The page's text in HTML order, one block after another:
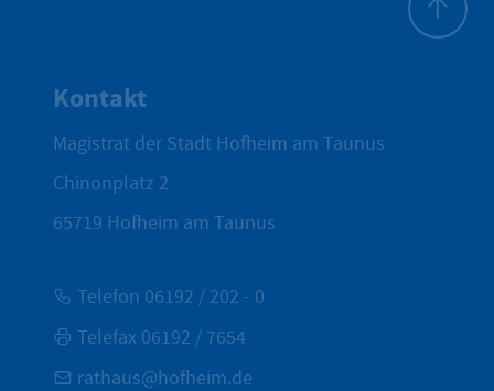
Kontakt
Magistrat der Stadt Hofheim am Taunus
Chinonplatz 2
65719 Hofheim am Taunus
Telefon 06192 / 202 - 0
Telefax 06192 / 7654
rathaus@hofheim.de